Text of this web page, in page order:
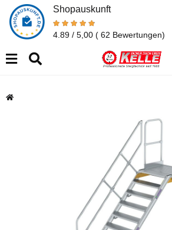
Shopauskunft
4.89 / 5,00 ( 62 Bewertungen)